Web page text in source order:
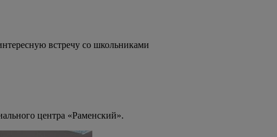
встречу со школьниками
центра «Раменский».